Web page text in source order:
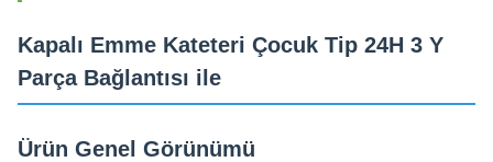
Kapalı Emme Kateteri Çocuk Tip 24H 3 Y
Parça Bağlantısı ile
Ürün Genel Görünümü